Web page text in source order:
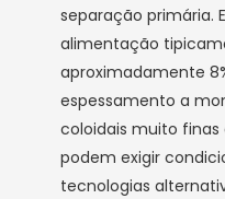
separação primária.
alimentação
aproximadamente
espessamento a
coloidais muito
podem exigir
tecnologias